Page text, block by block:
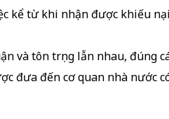
từ khi nhận được khiếu
và tôn trọng lẫn nhau, đúng
đưa đến cơ quan nhà nước